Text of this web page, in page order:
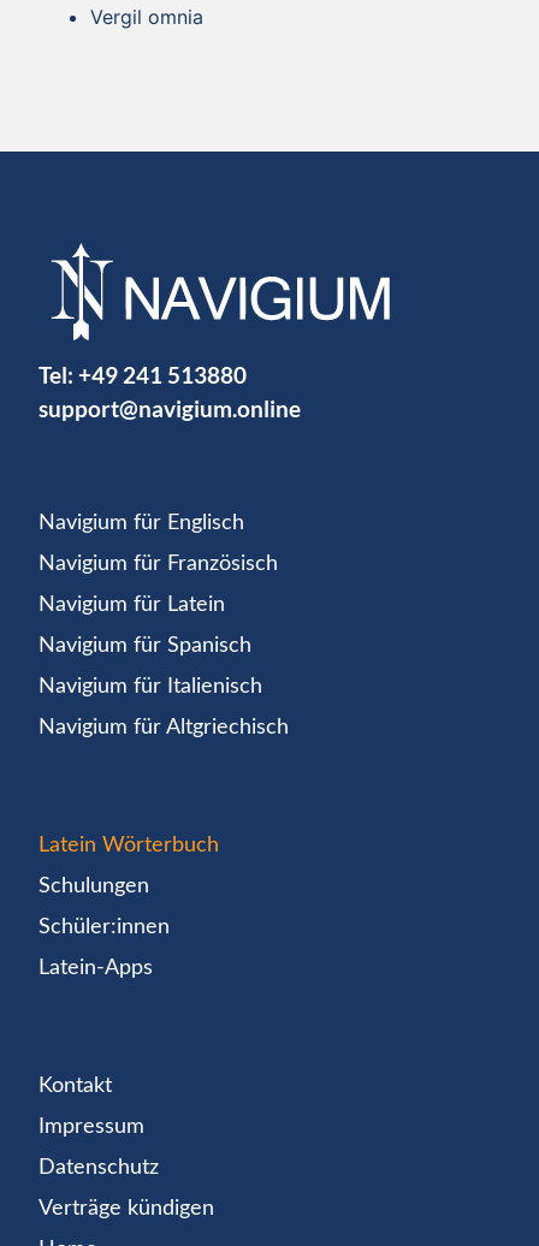
Vergil omnia
Tel: +49 241 513880
support@navigium.online
Navigium für Englisch
Navigium für Französisch
Navigium für Latein
Navigium für Spanisch
Navigium für Italienisch
Navigium für Altgriechisch
Latein Wörterbuch
Schulungen
Schüler:innen
Latein-Apps
Kontakt
Impressum
Datenschutz
Verträge kündigen